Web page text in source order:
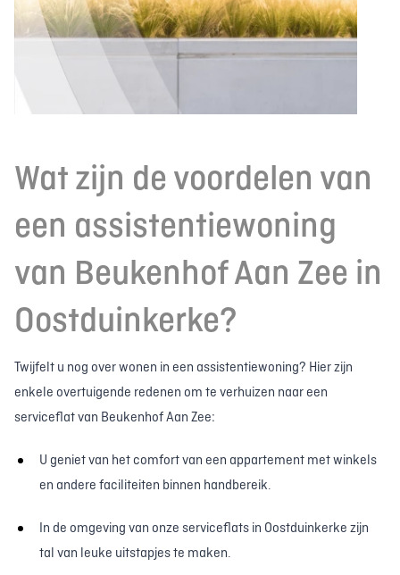
Wat zijn de voordelen van
een assistentiewoning
van Beukenhof Aan Zee in
Oostduinkerke?
Twijfelt u nog over wonen in een assistentiewoning? Hier zijn
enkele overtuigende redenen om te verhuizen naar een
serviceflat van Beukenhof Aan Zee:
U geniet van het comfort van een appartement met winkels
en andere faciliteiten binnen handbereik.
In de omgeving van onze serviceflats in Oostduinkerke zijn
tal van leuke uitstapjes te maken.